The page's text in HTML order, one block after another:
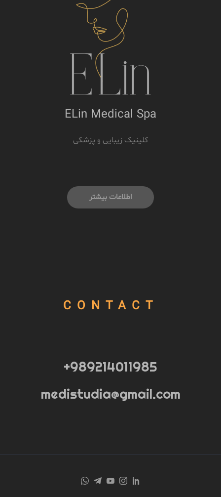
ELin Medical Spa
کلینیک زیبایی و پزشکی
اطلاعات بیشتر
CONTACT
989214011985+
medistudia@gmail.com